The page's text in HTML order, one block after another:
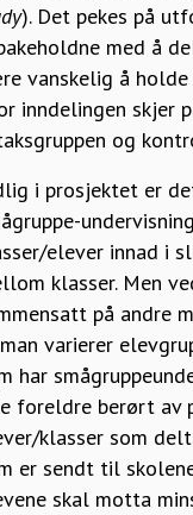
). Det pekes på
med å
vanskelig å
inndelingen skjer
og
i prosjektet er
elever innad i
klasser. Men
på andre
varierer
har
foreldre berørt av
klasser som
er sendt til
skal motta